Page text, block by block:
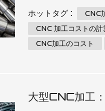
知りたい熱心な愛好
ューター制御と工作
自動化する最先端の
まれます。...
ホットタグ : CNC
CNC 加工コストの計
CNC加工のコスト
大型CNC加工